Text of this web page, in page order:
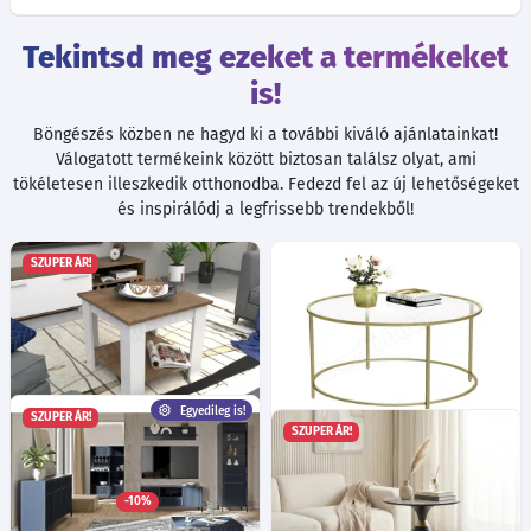
Tekintsd meg ezeket a termékeket
is!
Böngészés közben ne hagyd ki a további kiváló ajánlatainkat!
Válogatott termékeink között biztosan találsz olyat, ami
tökéletesen illeszkedik otthonodba. Fedezd fel az új lehetőségeket
és inspirálódj a legfrissebb trendekből!
SZUPER ÁR!
Egyedileg is!
London dohányzóasztal
Ma:51.8 Sz:60 Mé:60
Egyedileg is!
Több mint 40 féle szín!
-10%
26 110Ft-tól
Kerek dohányzóasztal
üveglappal, arany
84x84x45cm
SZUPER ÁR!
SZUPER ÁR!